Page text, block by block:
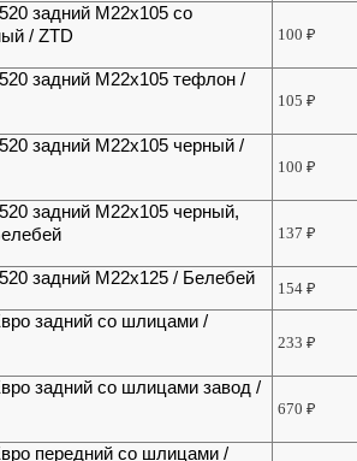
задний М22х105 со
/ ZTD
100₽
задний М22х105 тефлон /
105₽
задний М22х105 черный /
100₽
задний М22х105 черный,
137₽
задний М22х125 / Белебей
154₽
задний со шлицами /
233₽
задний со шлицами завод /
670₽
передний со шлицами /